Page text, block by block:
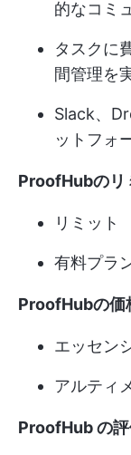
的なコミ
タスクに
間管理を
Slack、
ットフォ
ProofHubのリ
リミット
有料プラ
ProofHubの価
エッセン
アルティ
ProofHub の